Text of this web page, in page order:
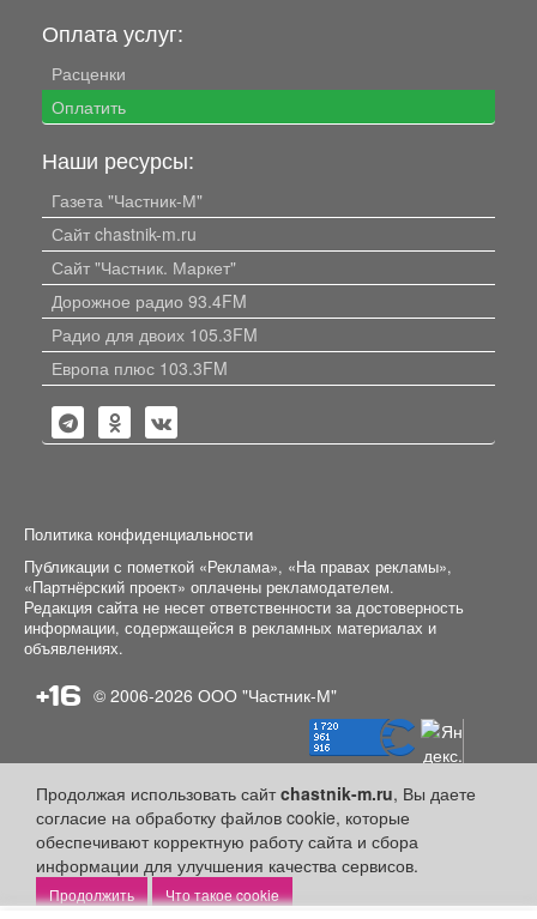
Продолжая использовать сайтchastnik-m.ru, Вы даете
согласие на обработку файлов cookie, которые
обеспечивают корректную работу сайта и сбора
информации для улучшения качества сервисов.
Что такое cookie
Оплата услуг:
Расценки
Оплатить
Наши ресурсы:
Газета "Частник-М"
Сайт chastnik-m.ru
Сайт "Частник. Маркет"
Дорожное радио 93.4FM
Радио для двоих 105.3FM
Европа плюс 103.3FM
Политика конфиденциальности
Публикации с пометкой «Реклама», «На правах рекламы»,
«Партнёрский проект» оплачены рекламодателем.
Редакция сайта не несет ответственности за достоверность
информации, содержащейся в рекламных материалах и
объявлениях.
+16 © 2006-2026 ООО "Частник-М"